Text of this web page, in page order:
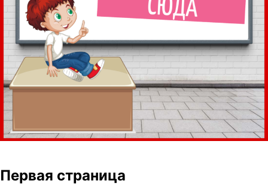
Первая страница